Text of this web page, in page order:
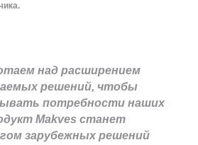
над расширением
решений, чтобы
потребности наших
Makves станет
зарубежных решений